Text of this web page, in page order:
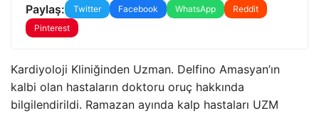
Paylaş: Twitter Facebook WhatsApp
Reddit
Pinterest
Kardiyoloji Kliniğinden Uzman. Delfino Amasyan’ın
kalbi olan hastaların doktoru oruç hakkında
bilgilendirildi. Ramazan ayında kalp hastaları UZM